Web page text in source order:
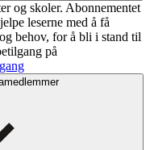
og skoler. Abonnementet
leserne med å få
behov, for å bli i stand til
på